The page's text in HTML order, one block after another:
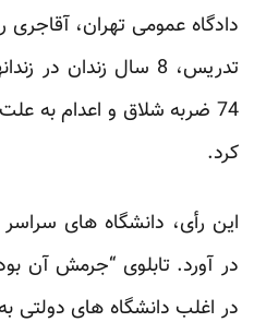
تدریس، 8 سال زندان
74 ضربه شلاق و اعدام به
کرد. ‏
این رأی، دانشگاه های
در آورد. تابلوی “جرمش آن
در ‏اغلب دانشگاه های دولتی